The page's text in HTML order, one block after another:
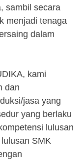
sambil secara
menjadi tenaga
dalam
kami
dan
jasa yang
yang berlaku
lulusan
SMK